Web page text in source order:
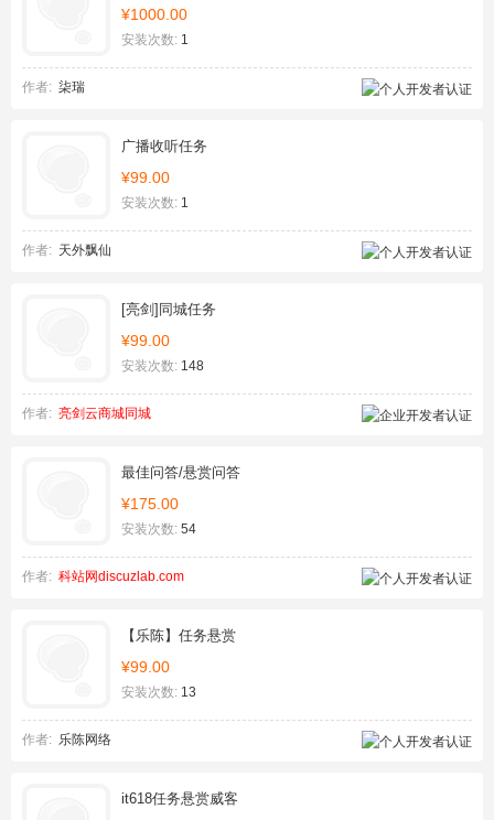
¥1000.00
安装次数: 1
作者: 柒瑞
广播收听任务
¥99.00
安装次数: 1
作者: 天外飘仙
[亮剑]同城任务
¥99.00
安装次数: 148
作者: 亮剑云商城同城
最佳问答/悬赏问答
¥175.00
安装次数: 54
作者: 科站网discuzlab.com
【乐陈】任务悬赏
¥99.00
安装次数: 13
作者: 乐陈网络
it618任务悬赏威客